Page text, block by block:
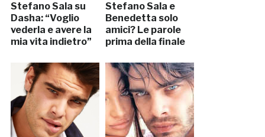
Stefano Sala su
Dasha: “Voglio
vederla e avere la
mia vita indietro”
Stefano Sala e
Benedetta solo
amici? Le parole
prima della finale